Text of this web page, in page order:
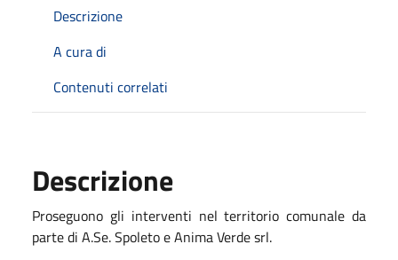
Descrizione
A cura di
Contenuti correlati
Descrizione
Proseguono gli interventi nel territorio comunale da
parte di A.Se. Spoletoe Anima Verde srl.